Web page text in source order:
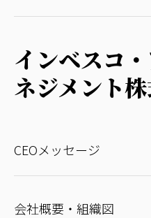
インベスコ
ネジメント
CEOメッセージ
会社概要・組織図